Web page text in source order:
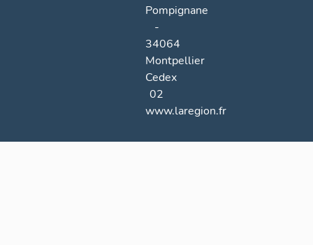
Pompignane
-
34064
Montpellier
Cedex
02
www.laregion.fr